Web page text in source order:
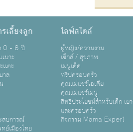
เลี้ยงลูก
0 - 6 ปี
บาะ
เตะ
าล
สบการณ์
ย์เมืองไทย
ไลฟ์สไตล์
ผู้หญิง/ความงาม
เซ็กส์ / สุขภาพ
เมนูเด็ด
ทริปครอบครัว
คุณแม่แชร์ไอเดีย
คุณแม่แชร์เมนู
สิทธิประโยชน์สำหรับเด็ก เย
และครอบครัว
กิจกรรม Mama Expert